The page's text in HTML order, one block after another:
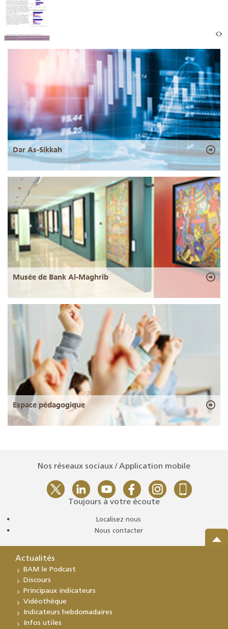
Dar As-Sikkah
Musée de Bank Al-Maghrib
Espace pédagogique
Nos réseaux sociaux / Application mobile
Toujours à votre écoute
Localisez nous
Nous contacter
Actualités
BAM le Podcast
Discours
Principaux indicateurs
Vidéothèque
Indicateurs hebdomadaires
Infos utiles